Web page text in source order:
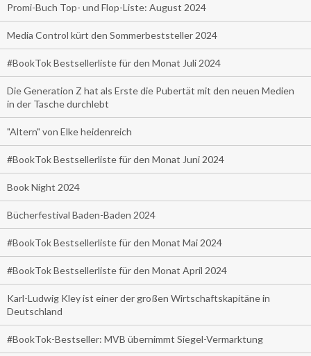
Promi-Buch Top- und Flop-Liste: August 2024
Media Control kürt den Sommerbeststeller 2024
#BookTok Bestsellerliste für den Monat Juli 2024
Die Generation Z hat als Erste die Pubertät mit den neuen Medien
in der Tasche durchlebt
"Altern" von Elke heidenreich
#BookTok Bestsellerliste für den Monat Juni 2024
Book Night 2024
Bücherfestival Baden-Baden 2024
#BookTok Bestsellerliste für den Monat Mai 2024
#BookTok Bestsellerliste für den Monat April 2024
Karl-Ludwig Kley ist einer der großen Wirtschaftskapitäne in
Deutschland
#BookTok-Bestseller: MVB übernimmt Siegel-Vermarktung